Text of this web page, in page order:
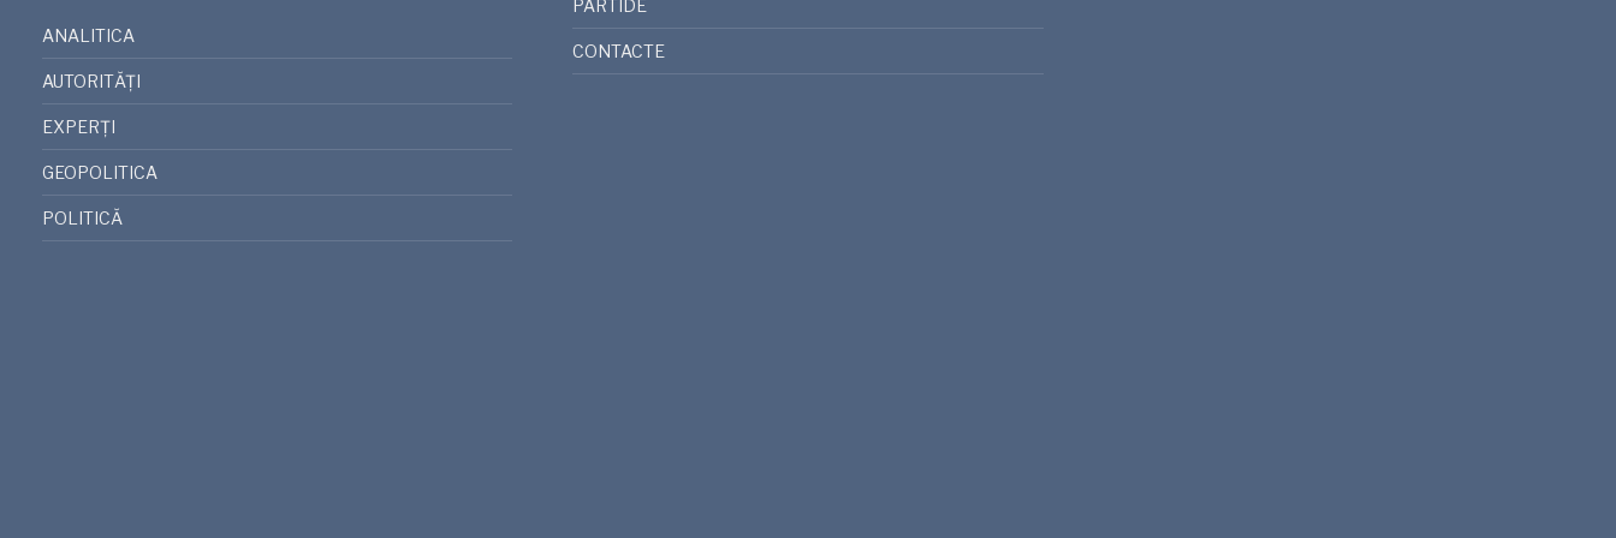
ANALITICA
AUTORITĂȚI
EXPERȚI
GEOPOLITICA
POLITICĂ
PARTIDE
CONTACTE